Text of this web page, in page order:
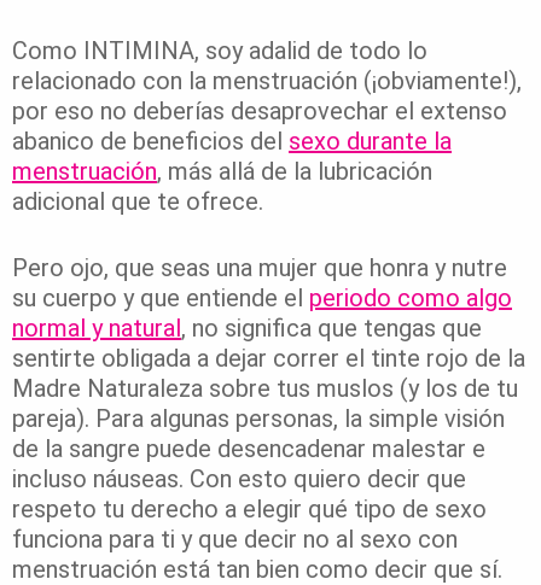
Como INTIMINA, soy adalid de todo lo
relacionado con la menstruación (¡obviamente!),
por eso no deberías desaprovechar el extenso
abanico de beneficios del sexo durante la
menstruación, más allá de la lubricación
adicional que te ofrece.
Pero ojo, que seas una mujer que honra y nutre
su cuerpo y que entiende el periodo como algo
normal y natural, no significa que tengas que
sentirte obligada a dejar correr el tinte rojo de la
Madre Naturaleza sobre tus muslos (y los de tu
pareja). Para algunas personas, la simple visión
de la sangre puede desencadenar malestar e
incluso náuseas. Con esto quiero decir que
respeto tu derecho a elegir qué tipo de sexo
funciona para ti y que decir no al sexo con
menstruación está tan bien como decir que sí.